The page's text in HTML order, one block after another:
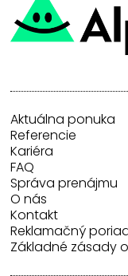
Aktuálna ponuka
Referencie
Kariéra
FAQ
Správa prenájmu
O nás
Kontakt
Reklamačný
Základné zásady